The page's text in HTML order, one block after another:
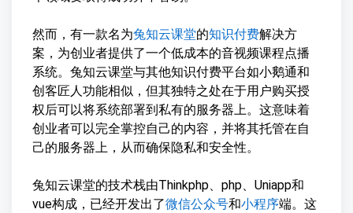
然而，有一款名为兔知云课堂的知识付费解决方
案，为创业者提供了一个低成本的音视频课程点播
系统。兔知云课堂与其他知识付费平台如小鹅通和
创客匠人功能相似，但其独特之处在于用户购买授
权后可以将系统部署到私有的服务器上。这意味着
创业者可以完全掌控自己的内容，并将其托管在自
己的服务器上，从而确保隐私和安全性。
兔知云课堂的技术栈由Thinkphp、php、Uniapp和
vue构成，已经开发出了微信公众号和小程序端。这